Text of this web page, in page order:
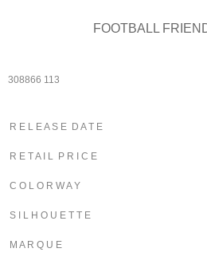
FOOTBALL
308866 113
R E L E A S E D A T E
R E T A I L P R I C E
C O L O R W A Y
S I L H O U E T T E
M A R Q U E